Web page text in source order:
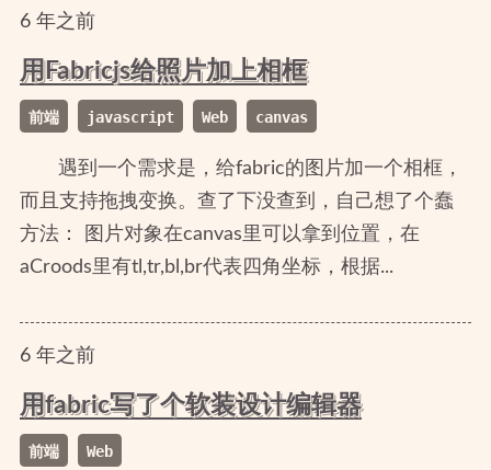
6年之前
用Fabricjs给照片加上相框
前端 javascript Web canvas
遇到一个需求是，给fabric的图片加一个相框，
而且支持拖拽变换。查了下没查到，自己想了个蠢
方法： 图片对象在canvas里可以拿到位置，在
aCroods里有tl,tr,bl,br代表四角坐标，根据...
6年之前
用fabric写了个软装设计编辑器
前端 Web